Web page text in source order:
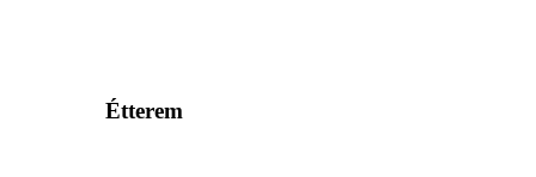
Étterem